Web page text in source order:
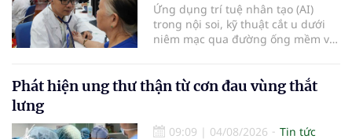
Ứng dụng trí tuệ nhân tạo (AI)
trong nội soi, kỹ thuật cắt u dưới
niêm mạc qua đường ống mềm và
là những nội dung trọng tâm được
báo cáo tại Hội thảo khoa học cập
tiêu hóa - gan mật vừa diễn ra
Phát hiện ung thư thận từ cơn đau vùng thắt
lưng
09:09 | 04/08/2026
Tin tức